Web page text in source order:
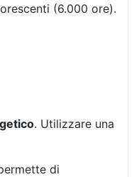
(6.000 ore).
. Utilizzare una
di